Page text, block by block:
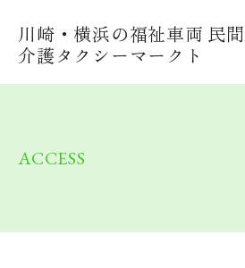
川崎・横浜の福祉車両 民
介護タクシーマークト
ACCESS
当タクシーについて
料金案内
よくあるご質問